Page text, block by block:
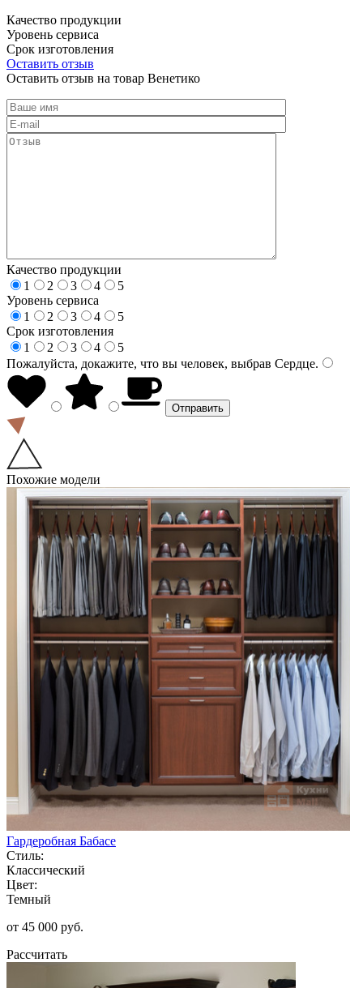
Качество продукции
Уровень сервиса
Срок изготовления
Оставить отзыв
Оставить отзыв на товар Венетико
Качество продукции
1
2 3 4
5
Уровень сервиса
1
2 3 4
5
Срок изготовления
1
2 3 4
5
Пожалуйста, докажите, что вы человек, выбрав Сердце.
Похожие модели
Гардеробная Бабасе
Стиль:
Классический
Цвет:
Темный
от 45 000 руб.
Рассчитать